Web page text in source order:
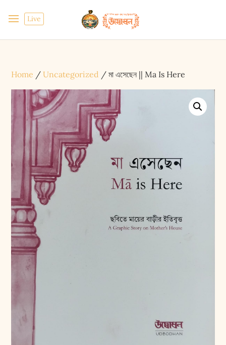
Live
Home /Uncategorized / মা এসেছেন || Ma Is Here